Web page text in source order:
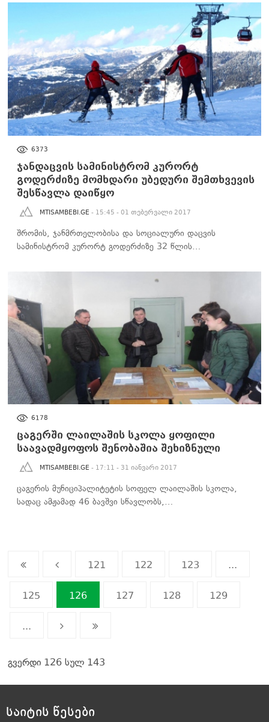
6373
ჯანდაცვის სამინისტრომ კურორტ
გოდერძიზე მომხდარი უბედური შემთხვევის
შესწავლა დაიწყო
MTISAMBEBI.GE - 15:45 - 01 თებერვალი 2017
შრომის, ჯანმრთელობისა და სოციალური დაცვის
სამინისტრომ კურორტ გოდერძიზე 32 წლის…
6178
ცაგერში ლაილაშის სკოლა ყოფილი
საავადმყოფოს შენობაშია შეხიზნული
MTISAMBEBI.GE - 17:11 - 31 იანვარი 2017
ცაგერის მუნიციპალიტეტის სოფელ ლაილაშის სკოლა,
სადაც ამჟამად 46 ბავშვი სწავლობს,…
121 122 123 ...
125 126 127 128 129
...
გვერდი 126 სულ 143
საიტის წესები